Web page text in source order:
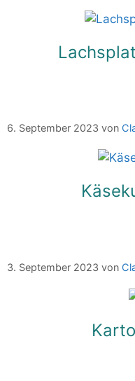
6. September 2023 von
3. September 2023 von